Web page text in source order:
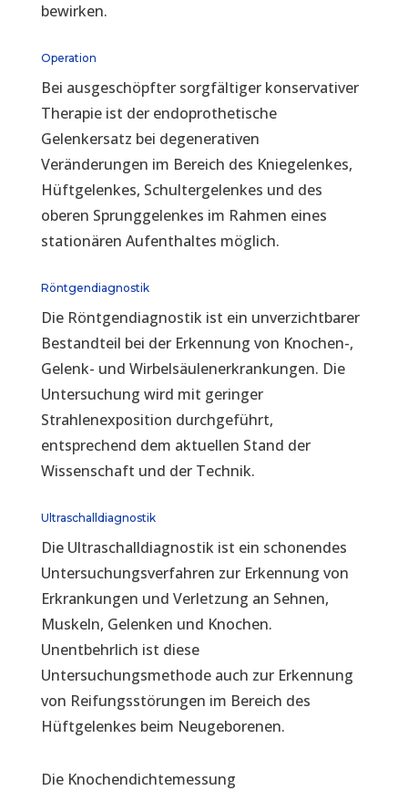
bewirken.
Operation
Bei ausgeschöpfter sorgfältiger konservativer
Therapie ist der endoprothetische
Gelenkersatz bei degenerativen
Veränderungen im Bereich des Kniegelenkes,
Hüftgelenkes, Schultergelenkes und des
oberen Sprunggelenkes im Rahmen eines
stationären Aufenthaltes möglich.
Röntgendiagnostik
Die Röntgendiagnostik ist ein unverzichtbarer
Bestandteil bei der Erkennung von Knochen-,
Gelenk- und Wirbelsäulenerkrankungen. Die
Untersuchung wird mit geringer
Strahlenexposition durchgeführt,
entsprechend dem aktuellen Stand der
Wissenschaft und der Technik.
Ultraschalldiagnostik
Die Ultraschalldiagnostik ist ein schonendes
Untersuchungsverfahren zur Erkennung von
Erkrankungen und Verletzung an Sehnen,
Muskeln, Gelenken und Knochen.
Unentbehrlich ist diese
Untersuchungsmethode auch zur Erkennung
von Reifungsstörungen im Bereich des
Hüftgelenkes beim Neugeborenen.
Die Knochendichtemessung